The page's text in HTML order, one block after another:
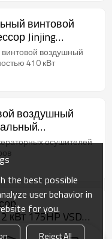
винтовой
Jinjing
воздушный
410 кВт
воздушный
осушителей
175HP VSD
китайский
the best possible
user behavior in
for you.
Reject All